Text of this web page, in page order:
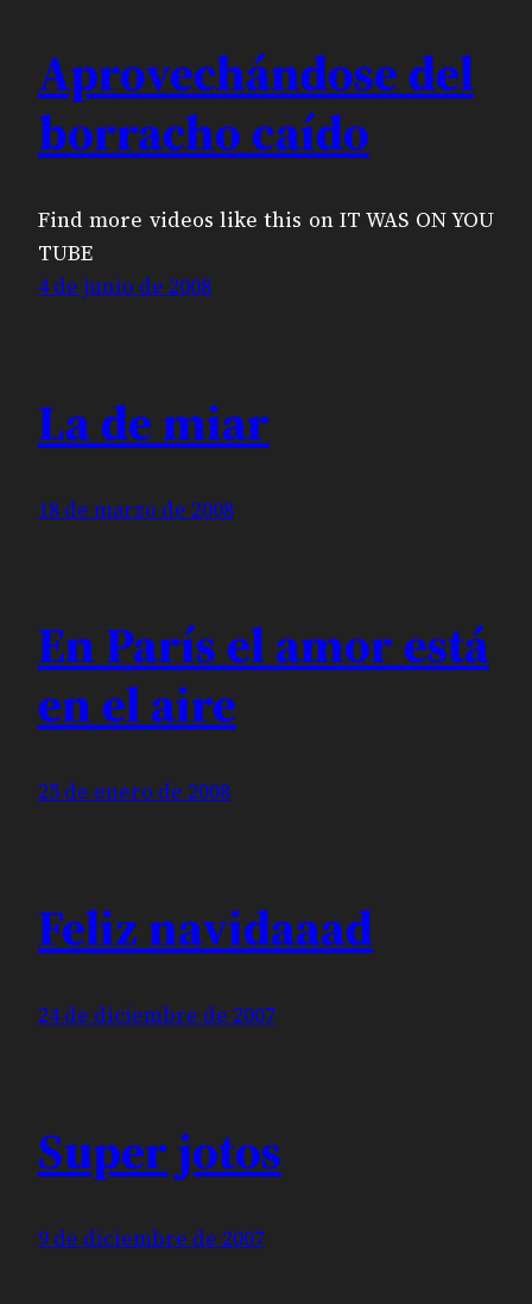
Aprovechándose del
borracho caído
Find more videos like this on IT WAS ON YOU
TUBE
4 de junio de 2008
La de miar
18 de marzo de 2008
En París el amor está
en el aire
25 de enero de 2008
Feliz navidaaad
24 de diciembre de 2007
Super jotos
9 de diciembre de 2007